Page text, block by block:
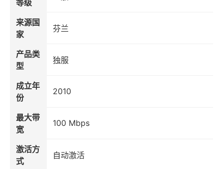
等级
来源国
家
芬兰
产品类
型
独服
成立年
份
2010
最大带
宽
100 Mbps
激活方
式
自动激活